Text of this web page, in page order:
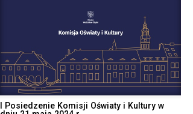
I Posiedzenie Komisji Oświaty i Kultury w